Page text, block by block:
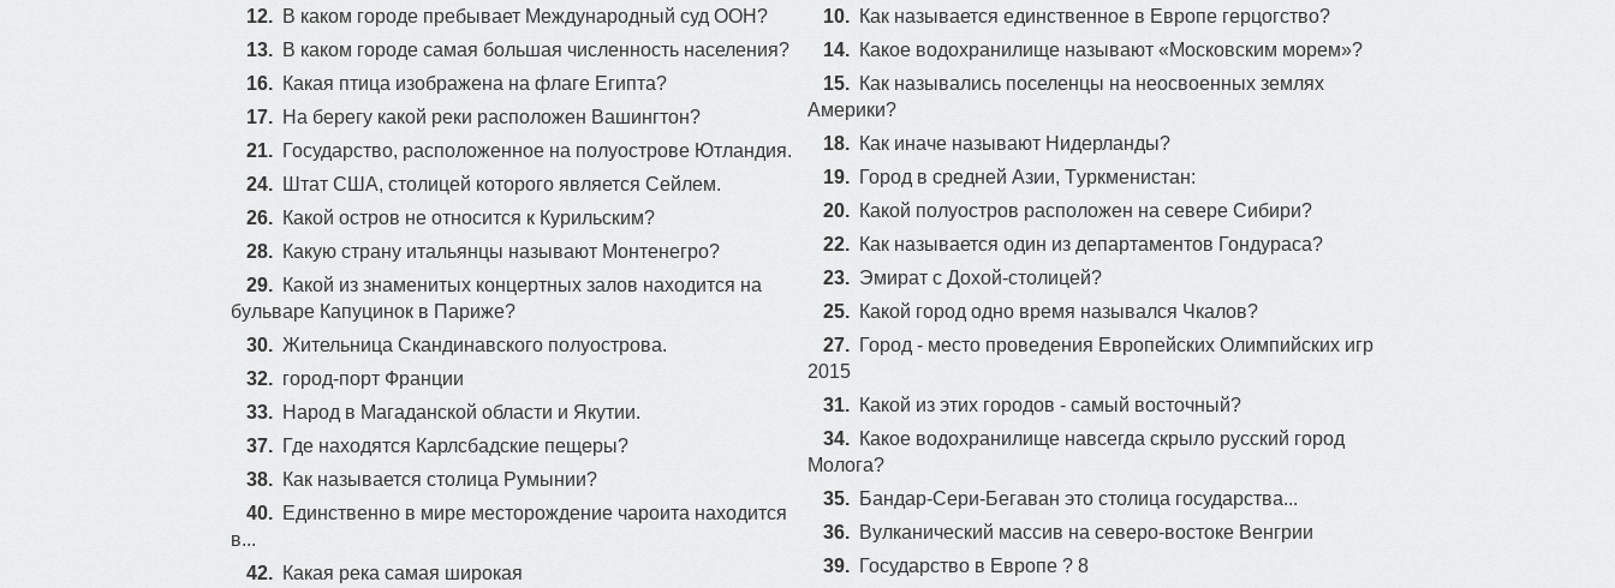
73
28
94
71
72
12. В каком городе пребывает Международный суд ООН?
13. В каком городе самая большая численность населения?
16. Какая птица изображена на флаге Египта?
17. На берегу какой реки расположен Вашингтон?
21. Государство, расположенное на полуострове Ютландия.
24.
Штат США, столицей которого является Сейлем.
26. Какой остров не относится к Курильским?
28. Какую страну итальянцы называют Монтенегро?
29. Какой из знаменитых концертных залов находится на
бульваре Капуцинок в Париже?
30. Жительница Скандинавского полуострова.
32. город-порт Франции
33. Народ в Магаданской области и Якутии.
37. Где находятся Карлсбадские пещеры?
38. Как называется столица Румынии?
40. Единственно в мире месторождение чароита находится
в...
42. Какая река самая широкая
10. Как называется единственное в Европе герцогство?
14. Какое водохранилище называют «Московским морем»?
15. Как назывались поселенцы на неосвоенных землях
Америки?
18. Как иначе называют Нидерланды?
19. Гоpoд в cрeдней Азии, Tуркмeниcтaн:
20. Какой полуостров расположен на севере Сибири?
22. Как называется один из департаментов Гондураса?
23. Эмират с Дохой-столицей?
25. Какой город одно время назывался Чкалов?
27. Город - место проведения Европейских Олимпийских игр
2015
31. Какой из этих городов - самый восточный?
34. Какое водохранилище навсегда скрыло русский город
Молога?
35. Бандар-Сери-Бегаван это столица государства...
36. Вулканический массив на северо-востоке Венгрии
39. Государство в Европе ? 8